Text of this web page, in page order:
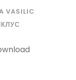
VASILIC